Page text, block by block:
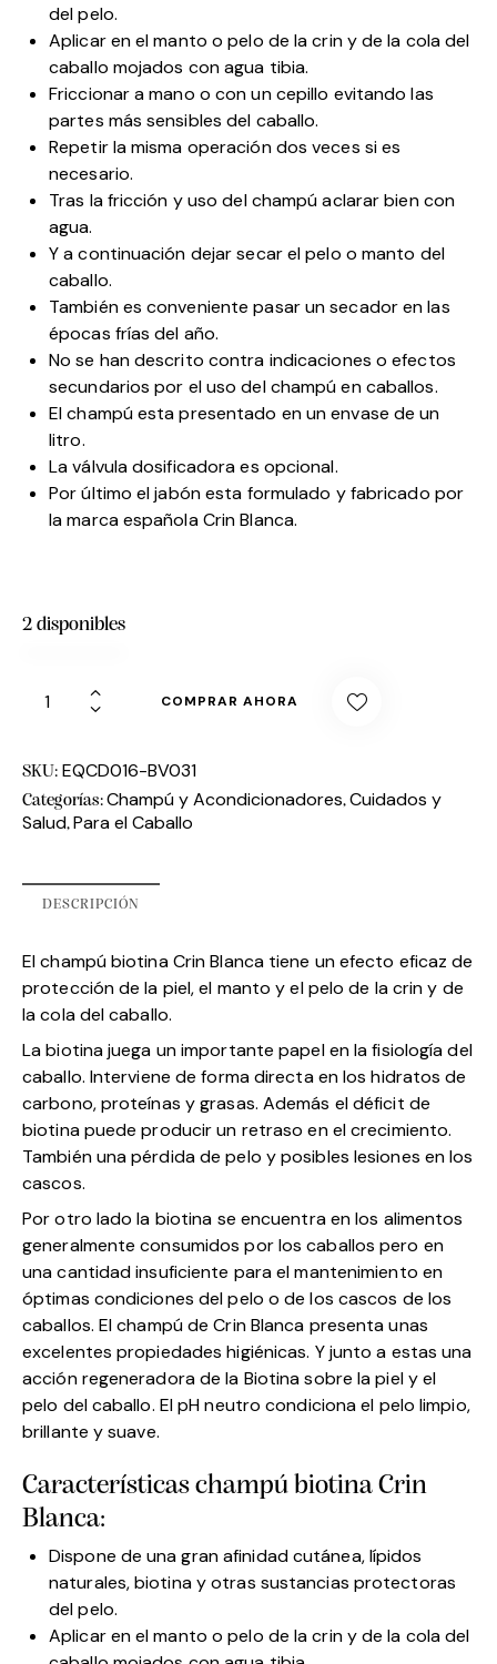
del pelo.
Aplicar en el manto o pelo de la crin y de la cola del
caballo mojados con agua tibia.
Friccionar a mano o con un cepillo evitando las
partes más sensibles del caballo.
Repetir la misma operación dos veces si es
necesario.
Tras la fricción y uso del champú aclarar bien con
agua.
Y a continuación dejar secar el pelo o manto del
caballo.
También es conveniente pasar un secador en las
épocas frías del año.
No se han descrito contra indicaciones o efectos
secundarios por el uso del champú en caballos.
El champú esta presentado en un envase de un
litro.
La válvula dosificadora es opcional.
Por último el jabón esta formulado y fabricado por
la marca española Crin Blanca.
2 disponibles
COMPRAR AHORA
SKU: EQCD016-BV031
Categorías:Champú y Acondicionadores,Cuidados y
Salud, Para el Caballo
DESCRIPCIÓN
El champú biotina Crin Blanca tiene un efecto eficaz de
protección de la piel, el manto y el pelo de la crin y de
la cola del caballo.
La biotina juega un importante papel en la fisiología del
caballo. Interviene de forma directa en los hidratos de
carbono, proteínas y grasas. Además el déficit de
biotina puede producir un retraso en el crecimiento.
También una pérdida de pelo y posibles lesiones en los
cascos.
Por otro lado la biotina se encuentra en los alimentos
generalmente consumidos por los caballos pero en
una cantidad insuficiente para el mantenimiento en
óptimas condiciones del pelo o de los cascos de los
caballos. El champú de Crin Blanca presenta unas
excelentes propiedades higiénicas. Y junto a estas una
acción regeneradora de la Biotina sobre la piel y el
pelo del caballo. El pH neutro condiciona el pelo limpio,
brillante y suave.
Características champú biotina Crin
Blanca:
Dispone de una gran afinidad cutánea, lípidos
naturales, biotina y otras sustancias protectoras
del pelo.
Aplicar en el manto o pelo de la crin y de la cola del